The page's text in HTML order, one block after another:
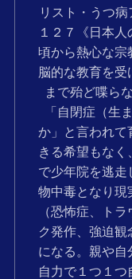
リスト・うつ
１２７《日本
頃から熱心な宗
脳的な教育を
まで殆ど喋ら
「自閉症（生
か」と言われて
きる希望もな
で少年院を逃
物中毒となり現
（恐怖症、ト
ク発作、強迫観
になる。親や自
自力で１つ１